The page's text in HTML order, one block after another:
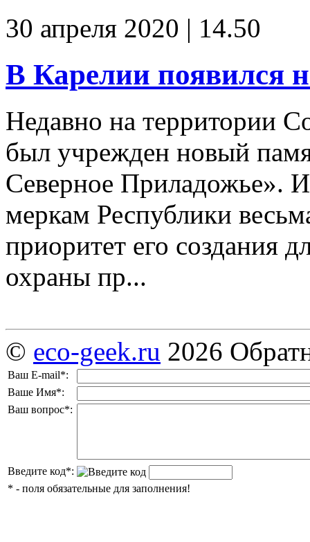
30 апреля 2020 | 14.50
В Карелии появился
Недавно на территории
был учрежден новый
Северное Приладожье».
меркам Республики
приоритет его создания
охраны пр...
© eco-geek.ru 2026
Ваш E-mail*:
Ваше Имя*:
Ваш вопрос*:
Введите код*:
* - поля обязательные для заполнения!